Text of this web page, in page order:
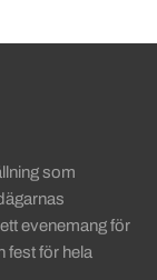
som
evenemang för
fest för hela